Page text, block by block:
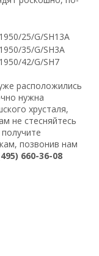
расположились
нужна
хрусталя,
не стесняйтесь
позвонив нам
660-36-08